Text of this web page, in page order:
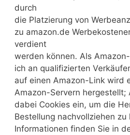
durch
die Platzierung von
zu amazon.de
verdient
werden können. Als
ich an qualifizierten
auf einen Amazon-Link wird
Amazon-Servern hergestellt;
dabei Cookies ein, um die
Bestellung nachvollziehen zu
Informationen finden Sie in